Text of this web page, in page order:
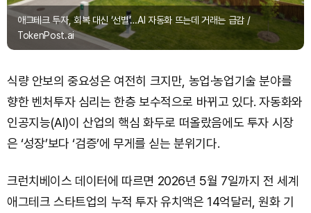
애그테크 투자, 회복 대신 ‘선별’…AI 자동화 뜨는데 거래는 급감 /
TokenPost.ai
식량 안보의 중요성은 여전히 크지만, 농업·농업기술 분야를
향한 벤처투자 심리는 한층 보수적으로 바뀌고 있다. 자동화와
인공지능(AI)이 산업의 핵심 화두로 떠올랐음에도 투자 시장
은 ‘성장’보다 ‘검증’에 무게를 싣는 분위기다.
크런치베이스 데이터에 따르면 2026년 5월 7일까지 전 세계
애그테크 스타트업의 누적 투자 유치액은 14억달러, 원화 기